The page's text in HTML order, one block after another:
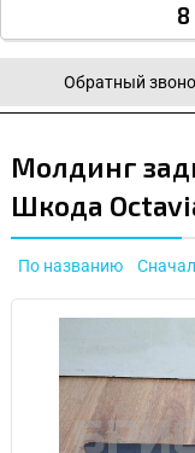
Обратный
Молдинг
Шкода
По названию